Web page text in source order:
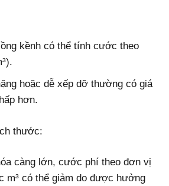
kềnh có thể tính cước theo
hoặc dễ xếp dỡ thường có giá
hơn.
thước:
càng lớn, cước phí theo đơn vị
m³ có thể giảm do được hưởng